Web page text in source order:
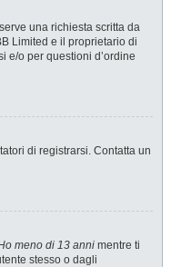
una richiesta scritta da
Limited e il proprietario di
e/o per questioni d’ordine
di registrarsi. Contatta un
meno di 13 anni mentre ti
stesso o dagli